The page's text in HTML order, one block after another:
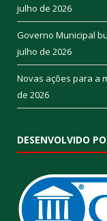
julho de 2026
Governo Municipal
julho de 2026
Novas ações para a
de 2026
DESENVOLVIDO